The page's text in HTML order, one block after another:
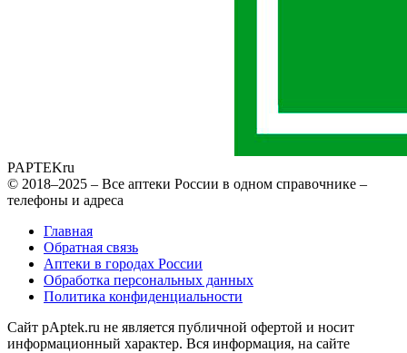
PAPTEKru
© 2018–2025 – Все аптеки России в одном справочнике –
телефоны и адреса
Главная
Обратная связь
Аптеки в городах России
Обработка персональных данных
Политика конфиденциальности
Сайт pAptek.ru не является публичной офертой и носит
информационный характер. Вся информация, на сайте